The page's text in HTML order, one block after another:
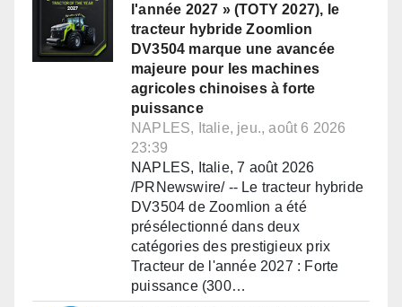
l'année 2027 » (TOTY 2027), le
tracteur hybride Zoomlion
DV3504 marque une avancée
majeure pour les machines
agricoles chinoises à forte
puissance
NAPLES, Italie, jeu., août 6 2026
23:39
NAPLES, Italie, 7 août 2026
/PRNewswire/ -- Le tracteur hybride
DV3504 de Zoomlion a été
présélectionné dans deux
catégories des prestigieux prix
Tracteur de l'année 2027 : Forte
puissance (300…